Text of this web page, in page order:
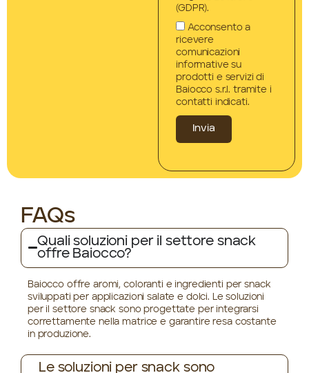
(GDPR).
Acconsento a
ricevere
comunicazioni
informative su
prodotti e servizi di
Baiocco s.r.l. tramite i
contatti indicati.
Invia
FAQs
Quali soluzioni per il settore snack
offre Baiocco?
Baiocco offre aromi, coloranti e ingredienti per snack
sviluppati per applicazioni salate e dolci. Le soluzioni
per il settore snack sono progettate per integrarsi
correttamente nella matrice e garantire resa costante
in produzione.
Le soluzioni per snack sono